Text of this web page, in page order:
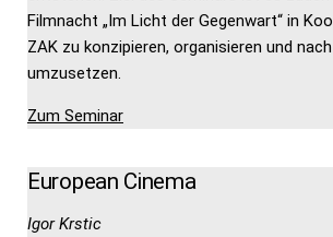
Filmnacht „Im Licht der Gegenwart“ in
ZAK zu konzipieren, organisieren und
umzusetzen.
Zum Seminar
European Cinema
Igor Krstic